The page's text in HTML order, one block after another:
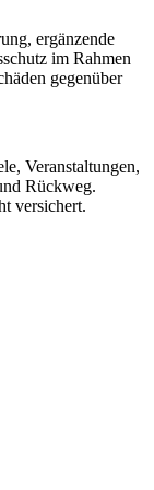
ergänzende
im Rahmen
gegenüber
Veranstaltungen,
Rückweg.
versichert.